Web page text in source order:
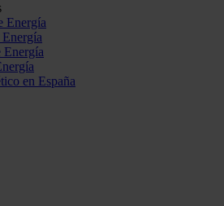
Energía
Energía
en España